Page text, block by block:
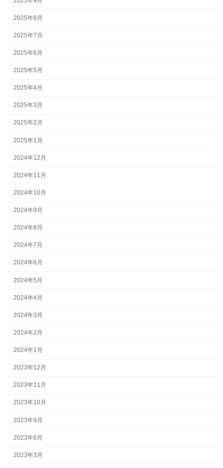
2025年8月
2025年7月
2025年6月
2025年5月
2025年4月
2025年3月
2025年2月
2025年1月
2024年12月
2024年11月
2024年10月
2024年9月
2024年8月
2024年7月
2024年6月
2024年5月
2024年4月
2024年3月
2024年2月
2024年1月
2023年12月
2023年11月
2023年10月
2023年9月
2023年6月
2023年3月